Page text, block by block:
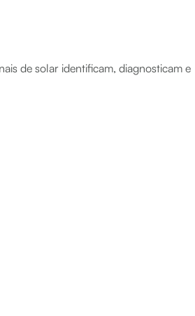
de solar identificam, diagnosticam e